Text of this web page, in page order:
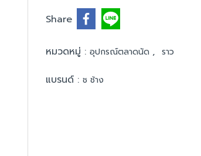
Share
หมวดหมู่ : อุปกรณ์ตลาดนัด , ราว
แบรนด์ : ช ช้าง